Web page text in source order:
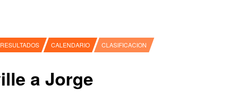
RESULTADOS CALENDARIO CLASIFICACION
a Jorge